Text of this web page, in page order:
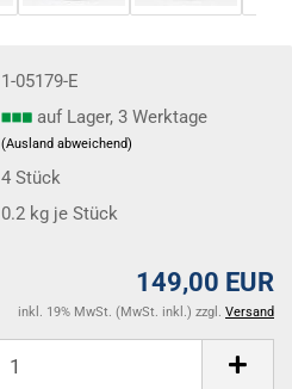
1-05179-E
auf Lager, 3 Werktage
(Ausland abweichend)
4Stück
0.2 kg je Stück
149,00 EUR
inkl. 19% MwSt. (MwSt. inkl.) zzgl. Versand